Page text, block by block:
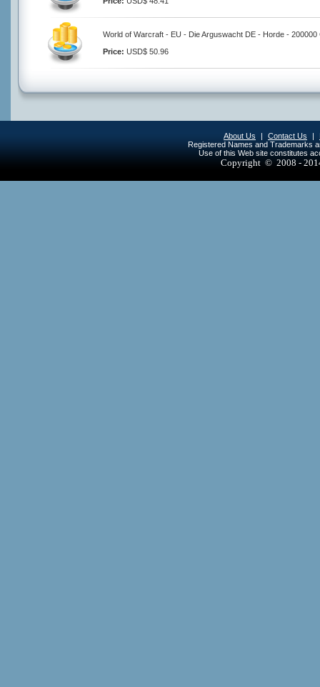
World of Warcraft - EU - Die Arguswacht DE - Horde - 200000
Price: USD$ 50.96
About Us | Contact Us |
Registered Names and Trademarks
Use of this Web site constitutes
Copyright © 2008 -